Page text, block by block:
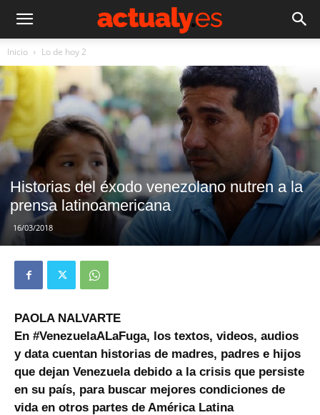
Inicio Lo de hoy 2
Historias del éxodo venezolano nutren a la
prensa latinoamericana
16/03/2018
PAOLA NALVARTE
En #VenezuelaALaFuga, los textos, videos, audios
y data cuentan historias de madres, padres e hijos
que dejan Venezuela debido a la crisis que persiste
en su país, para buscar mejores condiciones de
vida en otros partes de América Latina